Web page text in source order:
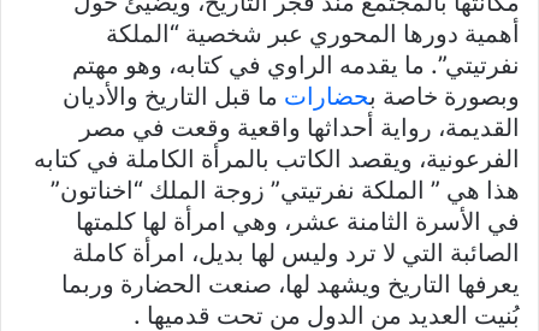
أهمية دورها المحوري عبر شخصية “الملكة
نفرتيتي”. ما يقدمه الراوي في كتابه، وهو مهتم
وبصورة خاصة بحضارات ما قبل التاريخ والأديان
القديمة، رواية أحداثها واقعية وقعت في مصر
الفرعونية، ويقصد الكاتب بالمرأة الكاملة في كتابه
هذا هي ” الملكة نفرتيتي” زوجة الملك “اخناتون”
في الأسرة الثامنة عشر، وهي امرأة لها كلمتها
الصائبة التي لا ترد وليس لها بديل، امرأة كاملة
يعرفها التاريخ ويشهد لها، صنعت الحضارة وربما
بُنيت العديد من الدول من تحت قدميها .